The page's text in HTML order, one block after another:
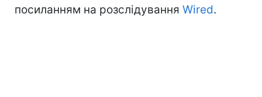
посиланням на розслідування Wired.